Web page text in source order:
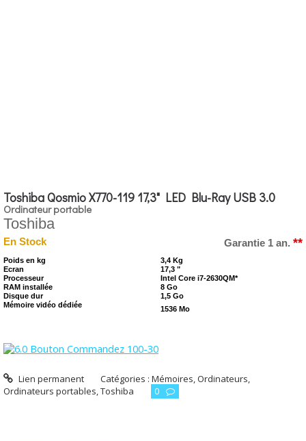
Toshiba Qosmio X770-119 17,3" LED Blu-Ray USB 3.0
Ordinateur portable
Toshiba
En Stock Garantie 1 an. **
Poids en kg
3,4 Kg
Ecran
17,3 "
Processeur
Intel Core i7-2630QM*
RAM installée
8 Go
Disque dur
1,5 Go
Mémoire vidéo dédiée
1536 Mo
Lien permanent Catégories :Mémoires,Ordinateurs,
Ordinateurs portables,Toshiba 0